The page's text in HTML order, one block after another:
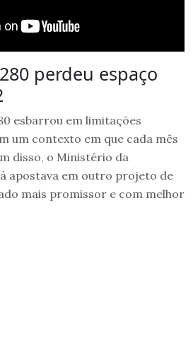
perdeu espaço
esbarrou em limitações
um contexto em que cada mês
disso, o Ministério da
apostava em outro projeto de
mais promissor e com melhor